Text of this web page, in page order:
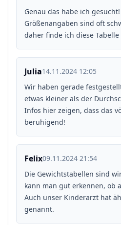
Genau das habe ich
Größenangaben sind oft
daher finde ich diese
Julia14.11.2024 12:05
Wir haben gerade
etwas kleiner als der
Infos hier zeigen, dass das
beruhigend!
Felix09.11.2024 21:54
Die Gewichtstabellen sind
kann man gut erkennen, ob
Auch unser Kinderarzt hat
genannt.